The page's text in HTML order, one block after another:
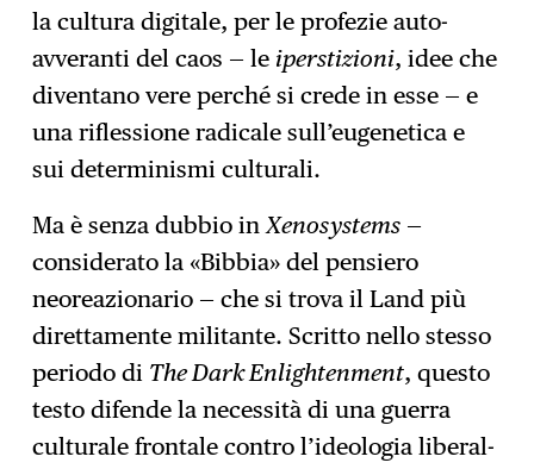
la cultura digitale, per le profezie auto-
avveranti del caos — le iperstizioni, idee che
diventano vere perché si crede in esse — e
una riflessione radicale sull’eugenetica e
sui determinismi culturali.
Ma è senza dubbio in Xenosystems —
considerato la «Bibbia» del pensiero
neoreazionario — che si trova il Land più
direttamente militante. Scritto nello stesso
periodo di The Dark Enlightenment, questo
testo difende la necessità di una guerra
culturale frontale contro l’ideologia liberal-